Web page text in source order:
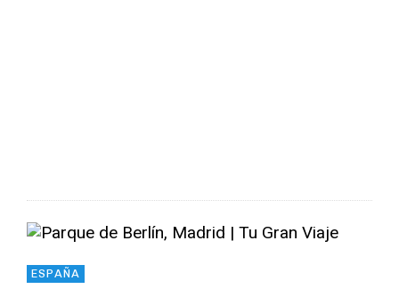
ESPAÑA